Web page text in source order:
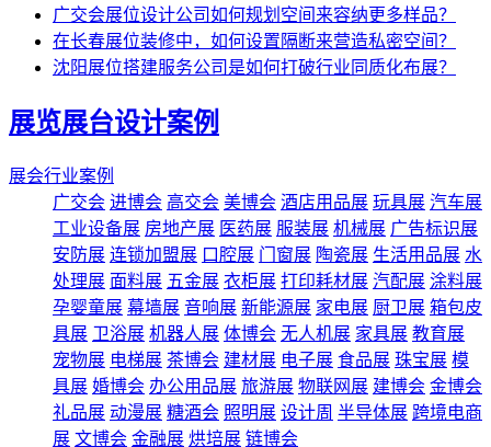
广交会展位设计公司如何规划空间来容纳更多样品？
在长春展位装修中，如何设置隔断来营造私密空间？
沈阳展位搭建服务公司是如何打破行业同质化布展？
展览展台设计案例
展会行业案例
广交会 进博会 高交会 美博会 酒店用品展 玩具展 汽车展
工业设备展 房地产展 医药展 服装展 机械展 广告标识展
安防展 连锁加盟展 口腔展 门窗展 陶瓷展 生活用品展 水
处理展 面料展 五金展 衣柜展 打印耗材展 汽配展 涂料展
孕婴童展 幕墙展 音响展 新能源展 家电展 厨卫展 箱包皮
具展 卫浴展 机器人展 体博会 无人机展 家具展 教育展
宠物展 电梯展 茶博会 建材展 电子展 食品展 珠宝展 模
具展 婚博会 办公用品展 旅游展 物联网展 建博会 金博会
礼品展 动漫展 糖酒会 照明展 设计周 半导体展 跨境电商
展 文博会 金融展 烘培展 链博会